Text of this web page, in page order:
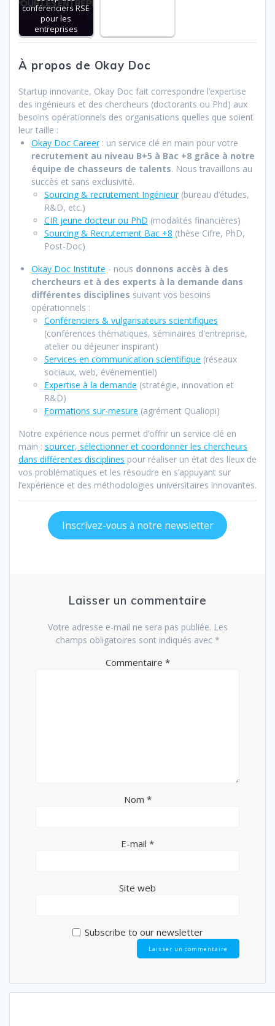
conférenciers RSE
pour les
entreprises
À propos de Okay Doc
Startup innovante, Okay Doc fait correspondre l’expertise
des ingénieurs et des chercheurs (doctorants ou Phd) aux
besoins opérationnels des organisations quelles que soient
leur taille :
Okay Doc Career: un service clé en main pour votre
recrutement au niveau B+5 à Bac +8 grâce à notre
équipe de chasseurs de talents. Nous travaillons au
succès et sans exclusivité.
Sourcing & recrutement Ingénieur(bureau d’études,
R&D, etc.)
CIR jeune docteur ou PhD (modalités financières)
Sourcing & Recrutement Bac +8 (thèse Cifre, PhD,
Post-Doc)
Okay Doc Institute - nous donnons accès à des
chercheurs et à des experts à la demande dans
différentes disciplines suivant vos besoins
opérationnels :
Conférenciers & vulgarisateurs scientifiques
(conférences thématiques, séminaires d'entreprise,
atelier ou déjeuner inspirant)
Services en communication scientifique (réseaux
sociaux, web, événementiel)
Expertise à la demande (stratégie, innovation et
R&D)
Formations sur-mesure (agrément Qualiopi)
Notre expérience nous permet d’offrir un service clé en
main : sourcer, sélectionner et coordonner les chercheurs
dans différentes disciplines pour réaliser un état des lieux de
vos problématiques et les résoudre en s’appuyant sur
l’expérience et des méthodologies universitaires innovantes.
Inscrivez-vous à notre newsletter
Laisser un commentaire
Votre adresse e-mail ne sera pas publiée. Les
champs obligatoires sont indiqués avec *
Commentaire *
Nom *
E-mail *
Site web
Subscribe to our newsletter